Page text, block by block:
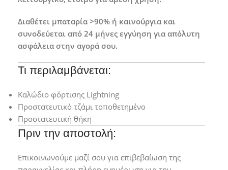
Διαθέτει μπαταρία >90% ή καινούργια και
συνοδεύεται από 24 μήνες εγγύηση για απόλυτη
ασφάλεια στην αγορά σου.
Τι περιλαμβάνεται:
Καλώδιο φόρτισης Lightning
Προστατευτικό τζάμι τοποθετημένο
Προστατευτική θήκη
Πριν την αποστολή:
Επικοινωνούμε μαζί σου για επιβεβαίωση της